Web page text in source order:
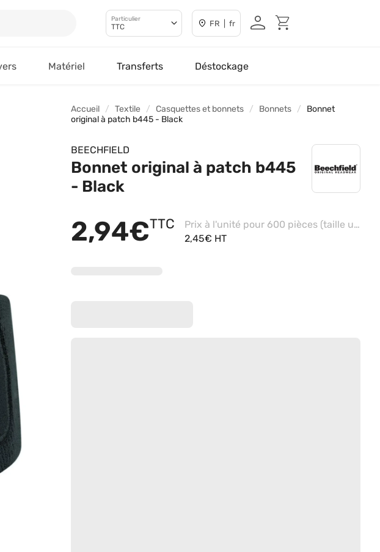
Particulier
TTC FR | fr
Matériel Transferts Déstockage
Accueil Textile Casquettes et bonnets Bonnets
Bonnet
original à patch b445 - Black
BEECHFIELD
Bonnet original à patch b445
- Black
2,94€TTC
Prix à l'unité pour 600 pièces (taille unique - Black)
2,45€ HT